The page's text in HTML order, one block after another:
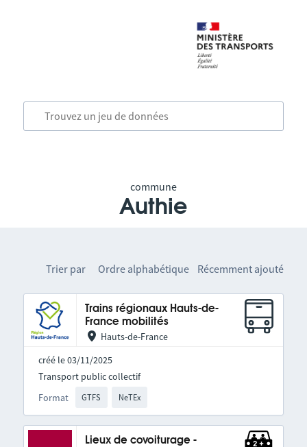
commune
Authie
Trier par Ordre alphabétique Récemment ajouté
Trains régionaux Hauts-de-
France mobilités
Hauts-de-France
créé le 03/11/2025
Format GTFS NeTEx
Transport public collectif
Lieux de covoiturage -